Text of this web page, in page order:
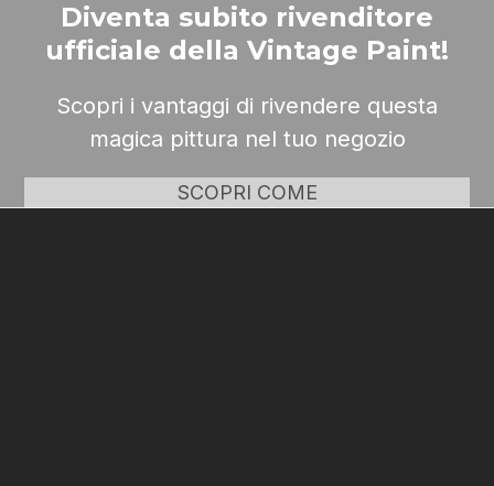
Diventa subito rivenditore
ufficiale della Vintage Paint!
Scopri i vantaggi di rivendere questa
magica pittura nel tuo negozio
SCOPRI COME